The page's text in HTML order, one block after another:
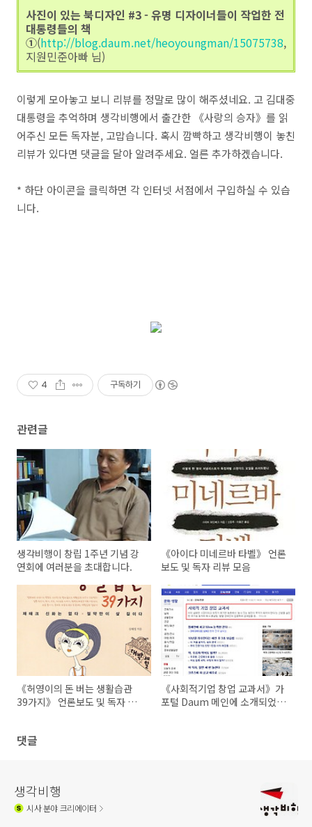
사진이 있는 북디자인 #3 - 유명 디자이너들이 작업한 전
대통령들의 책
①(http://blog.daum.net/heoyoungman/15075738,
지원민준아빠 님)
이렇게 모아놓고 보니 리뷰를 정말로 많이 해주셨네요. 고 김대중
대통령을 추억하며 생각비행에서 출간한 《사랑의 승자》를 읽
어주신 모든 독자분, 고맙습니다. 혹시 깜빡하고 생각비행이 놓친
리뷰가 있다면 댓글을 달아 알려주세요. 얼른 추가하겠습니다.
* 하단 아이콘을 클릭하면 각 인터넷 서점에서 구입하실 수 있습
니다.
4 구독하기
관련글
생각비행이 창립 1주년 기념 강
연회에 여러분을 초대합니다.
《아이다 미네르바 타벨》 언론
보도 및 독자 리뷰 모음
《허영이의 돈 버는 생활습관
39가지》 언론보도 및 독자 리
《사회적기업 창업 교과서》가
포털 Daum 메인에 소개되었습
댓글
생각비행
시사분야 크리에이터